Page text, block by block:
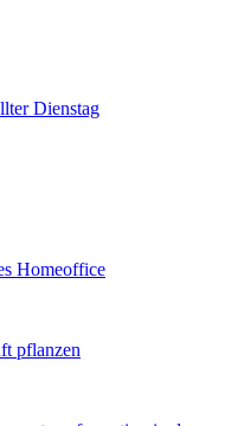
Dienstag
Homeoffice
pflanzen